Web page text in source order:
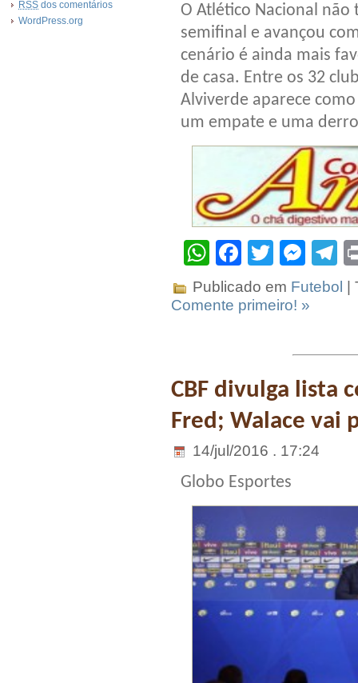
RSS dos comentários
WordPress.org
O Atlético Nacional não
semifinal e avançou
cenário é ainda mais
de casa. Entre os 32
Alviverde aparece
um empate e uma
WhatsApp
Facebook
Twitter
Publicado em Futebol
|
Comente primeiro! »
CBF divulga lista
Fred; Walace vai
14/jul/2016 . 17:24
Globo Esportes